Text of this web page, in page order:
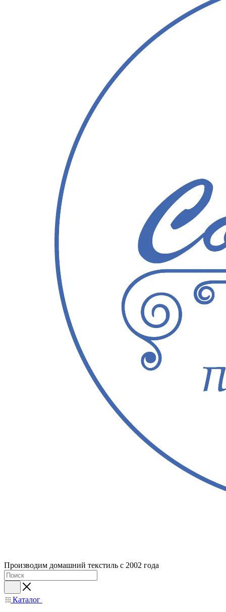
Производим домашний текстиль с 2002 года
Каталог